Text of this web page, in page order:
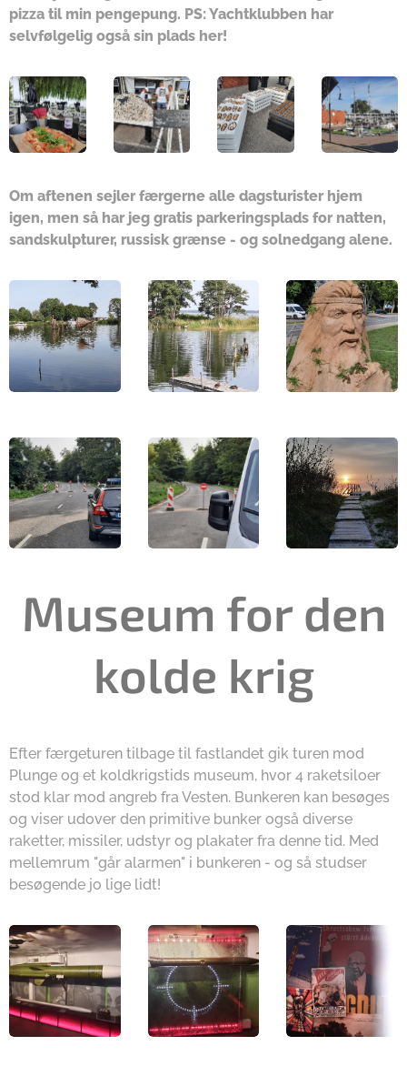
pizza til min pengepung. PS: Yachtklubben har
selvfølgelig også sin plads her!
Om aftenen sejler færgerne alle dagsturister hjem
igen, men så har jeg gratis parkeringsplads for natten,
sandskulpturer, russisk grænse - og solnedgang alene.
Museum for den
kolde krig
Efter færgeturen tilbage til fastlandet gik turen mod
Plunge og et koldkrigstids museum, hvor 4 raketsiloer
stod klar mod angreb fra Vesten. Bunkeren kan besøges
og viser udover den primitive bunker også diverse
raketter, missiler, udstyr og plakater fra denne tid. Med
mellemrum "går alarmen" i bunkeren - og så studser
besøgende jo lige lidt!